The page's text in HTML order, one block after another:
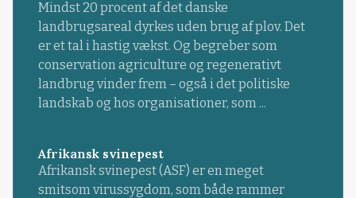
Mindst 20 procent af det danske
landbrugsareal dyrkes uden brug af plov. Det
er et tal i hastig vækst. Og begreber som
conservation agriculture og regenerativt
landbrug vinder frem – også i det politiske
landskab og hos organisationer, som ...
Afrikansk svinepest
Afrikansk svinepest (ASF) er en meget
smitsom virussygdom, som både rammer